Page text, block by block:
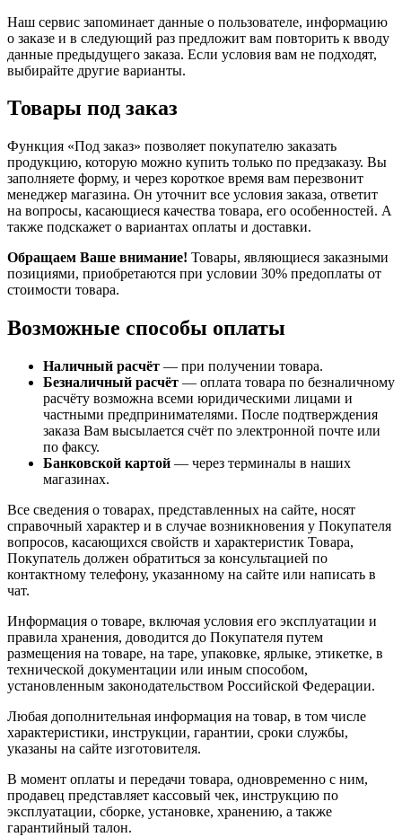
Наш сервис запоминает данные о пользователе, информацию
о заказе и в следующий раз предложит вам повторить к вводу
данные предыдущего заказа. Если условия вам не подходят,
выбирайте другие варианты.
Товары под заказ
Функция «Под заказ» позволяет покупателю заказать
продукцию, которую можно купить только по предзаказу. Вы
заполняете форму, и через короткое время вам перезвонит
менеджер магазина. Он уточнит все условия заказа, ответит
на вопросы, касающиеся качества товара, его особенностей. А
также подскажет о вариантах оплаты и доставки.
Обращаем Ваше внимание! Товары, являющиеся заказными
позициями, приобретаются при условии 30% предоплаты от
стоимости товара.
Возможные способы оплаты
Наличный расчёт — при получении товара.
Безналичный расчёт — оплата товара по безналичному
расчёту возможна всеми юридическими лицами и
частными предпринимателями. После подтверждения
заказа Вам высылается счёт по электронной почте или
по факсу.
Банковской картой — через терминалы в наших
магазинах.
Все сведения о товарах, представленных на сайте, носят
справочный характер и в случае возникновения у Покупателя
вопросов, касающихся свойств и характеристик Товара,
Покупатель должен обратиться за консультацией по
контактному телефону, указанному на сайте или написать в
чат.
Информация о товаре, включая условия его эксплуатации и
правила хранения, доводится до Покупателя путем
размещения на товаре, на таре, упаковке, ярлыке, этикетке, в
технической документации или иным способом,
установленным законодательством Российской Федерации.
Любая дополнительная информация на товар, в том числе
характеристики, инструкции, гарантии, сроки службы,
указаны на сайте изготовителя.
В момент оплаты и передачи товара, одновременно с ним,
продавец представляет кассовый чек, инструкцию по
эксплуатации, сборке, установке, хранению, а также
гарантийный талон.